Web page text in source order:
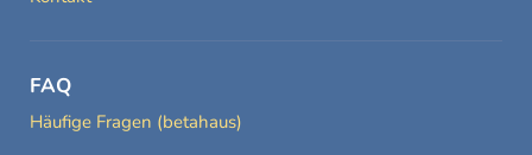
FAQ
Häufige Fragen (betahaus)